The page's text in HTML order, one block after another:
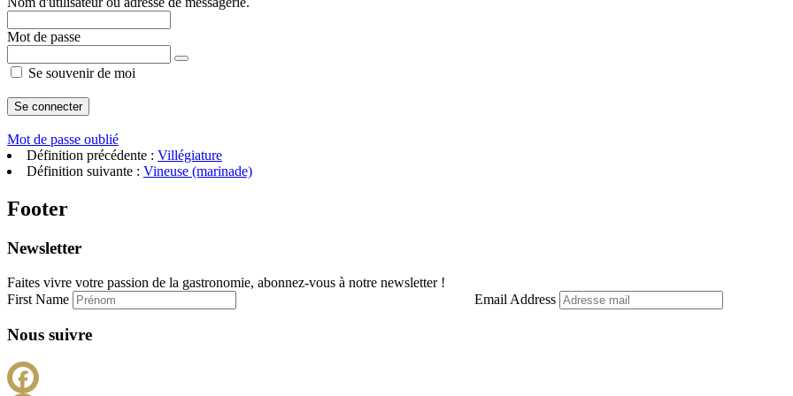
Mot de passe
Se souvenir de moi
Mot de passe oublié
Définition précédente : Villégiature
Définition suivante : Vineuse (marinade)
Footer
Newsletter
Faites vivre votre passion de la gastronomie, abonnez-vous à notre newsletter !
First Name
Email Address
Nous suivre